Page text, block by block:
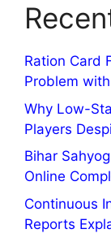
Ration Card
Problem
Why Low-
Players
Bihar
Online
Continuous
Reports